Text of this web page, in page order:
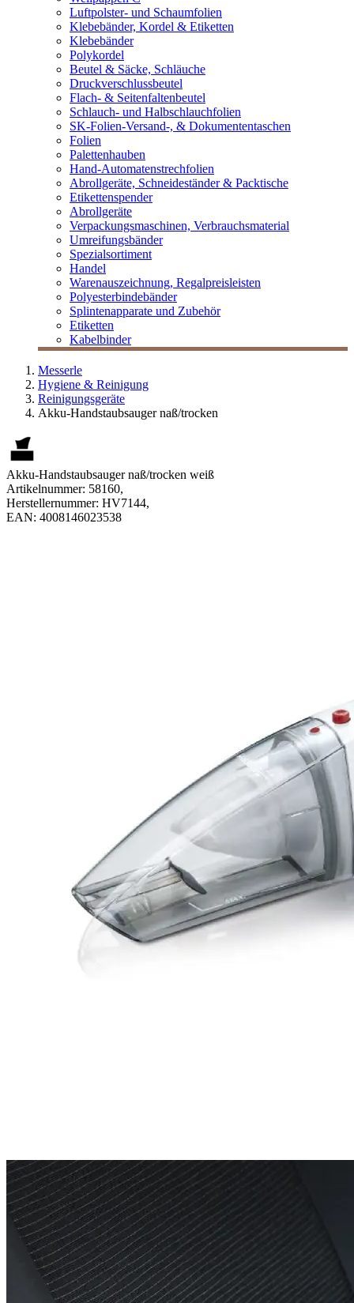
Luftpolster- und Schaumfolien
Klebebänder, Kordel & Etiketten
Klebebänder
Polykordel
Beutel & Säcke, Schläuche
Druckverschlussbeutel
Flach- & Seitenfaltenbeutel
Schlauch- und Halbschlauchfolien
SK-Folien-Versand-, & Dokumententaschen
Folien
Palettenhauben
Hand-Automatenstrechfolien
Abrollgeräte, Schneideständer & Packtische
Etikettenspender
Abrollgeräte
Verpackungsmaschinen, Verbrauchsmaterial
Umreifungsbänder
Spezialsortiment
Handel
Warenauszeichnung, Regalpreisleisten
Polyesterbindebänder
Splintenapparate und Zubehör
Etiketten
Kabelbinder
Messerle
Hygiene & Reinigung
Reinigungsgeräte
Akku-Handstaubsauger naß/trocken
Akku-Handstaubsauger naß/trocken weiß
Artikelnummer: 58160,
Herstellernummer: HV7144,
EAN: 4008146023538